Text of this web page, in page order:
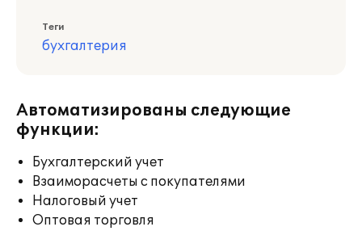
Теги
бухгалтерия
Автоматизированы следующие
функции:
Бухгалтерский учет
Взаиморасчеты с покупателями
Налоговый учет
Оптовая торговля